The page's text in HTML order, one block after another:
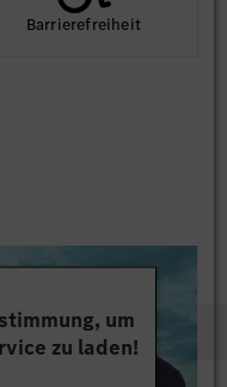
Barriere­frei­heit
um
zu laden!